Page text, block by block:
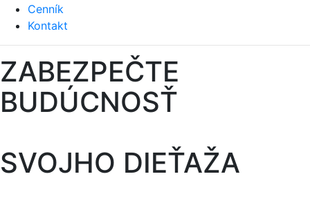
Cenník
Kontakt
ZABEZPEČTE
BUDÚCNOSŤ
SVOJHO DIEŤAŽA